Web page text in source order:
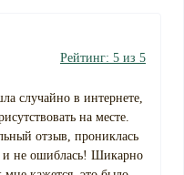
Рейтинг: 5 из 5
случайно в интернете,
на месте.
отзыв, прониклась
и не ошиблась! Шикарно